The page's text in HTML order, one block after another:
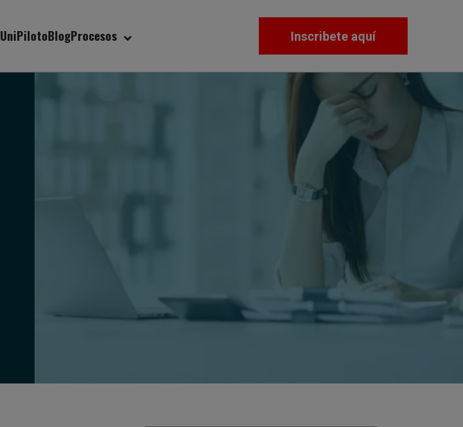
UniPilotoBlogProcesos Inscribete aquí